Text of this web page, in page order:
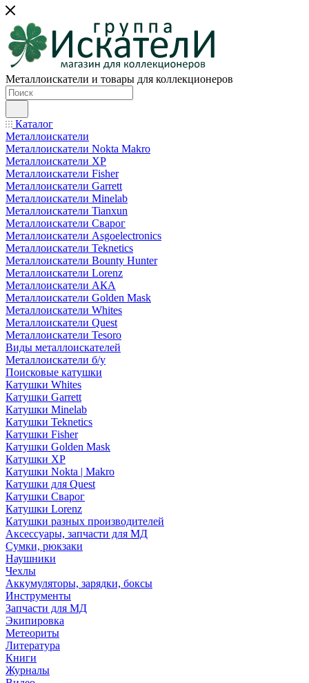
Металлоискатели и товары для коллекционеров
Каталог
Металлоискатели
Металлоискатели Nokta Makro
Металлоискатели XP
Металлоискатели Fisher
Металлоискатели Garrett
Металлоискатели Minelab
Металлоискатели Tianxun
Металлоискатели Сварог
Металлоискатели Asgoelectronics
Металлоискатели Teknetics
Металлоискатели Bounty Hunter
Металлоискатели Lorenz
Металлоискатели АКА
Металлоискатели Golden Mask
Металлоискатели Whites
Металлоискатели Quest
Металлоискатели Tesoro
Виды металлоискателей
Металлоискатели б/у
Поисковые катушки
Катушки Whites
Катушки Garrett
Катушки Minelab
Катушки Teknetics
Катушки Fisher
Катушки Golden Mask
Катушки XP
Катушки Nokta | Makro
Катушки для Quest
Катушки Сварог
Катушки Lorenz
Катушки разных производителей
Аксессуары, запчасти для МД
Сумки, рюкзаки
Наушники
Чехлы
Аккумуляторы, зарядки, боксы
Инструменты
Запчасти для МД
Экипировка
Метеориты
Литература
Книги
Журналы